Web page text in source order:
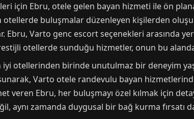
için Ebru, otele gelen bayan hizmeti ile ön
otellerde buluşmalar düzenleyen kişilerden
Ebru, Varto genc escort seçenekleri arasında
otellerde sunduğu hizmetler, onun bu
iyi otellerinden birinde unutulmaz bir deneyim
Varto otele randevulu bayan
veren Ebru, her buluşmayı özel kılmak için
aynı zamanda duygusal bir bağ kurma fırsatı